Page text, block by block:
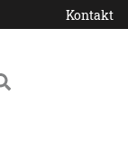
Kontakt